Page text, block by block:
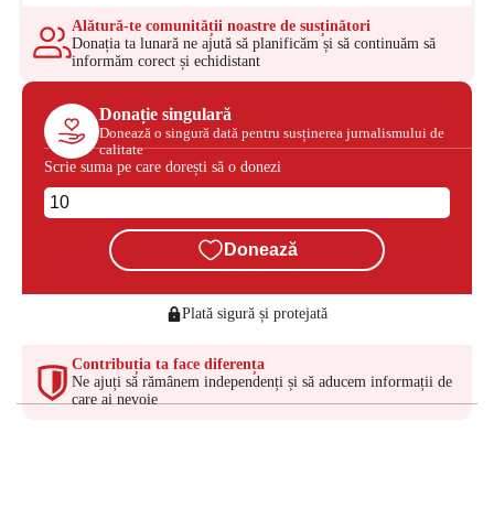
Alătură-te comunității noastre de susținători
Donația ta lunară ne ajută să planificăm și să continuăm să
informăm corect și echidistant
Donație singulară
Donează o singură dată pentru susținerea jurnalismului de
calitate
Scrie suma pe care dorești să o donezi
Donează
Plată sigură și protejată
Contribuția ta face diferența
Ne ajuți să rămânem independenți și să aducem informații de
care ai nevoie